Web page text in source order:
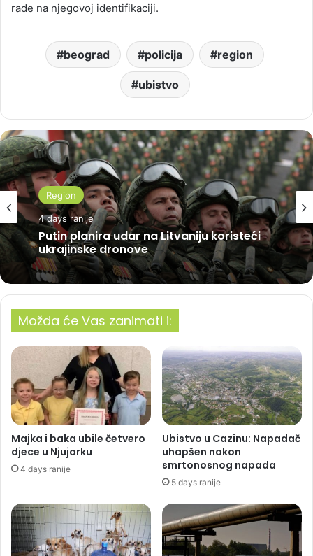
rade na njegovoj identifikaciji.
beograd policija region
ubistvo
Region
4 days ranije
Putin planira udar na Litvaniju koristeći
ukrajinske dronove
Možda će Vas zanimati i:
Majka i baka ubile četvero
djece u Njujorku
4 days ranije
Ubistvo u Cazinu: Napadač
uhapšen nakon
smrtonosnog napada
5 days ranije